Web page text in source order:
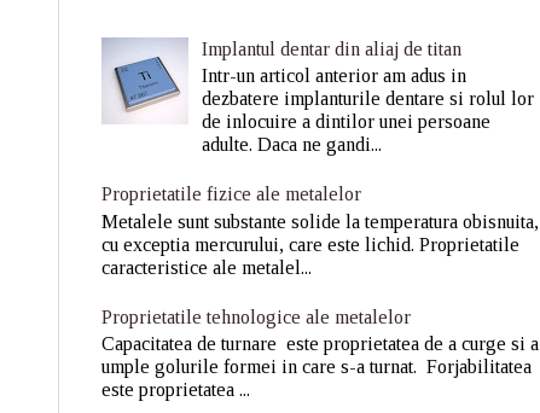
Implantul dentar din aliaj de titan
Intr-un articol anterior am adus in
dezbatere implanturile dentare si rolul lor
de inlocuire a dintilor unei persoane
adulte. Daca ne gandi...
Proprietatile fizice ale metalelor
Metalele sunt substante solide la temperatura obisnuita,
cu exceptia mercurului, care este lichid. Proprietatile
caracteristice ale metalel...
Proprietatile tehnologice ale metalelor
Capacitatea de turnare este proprietatea de a curge si a
umple golurile formei in care s-a turnat. Forjabilitatea
este proprietatea ...